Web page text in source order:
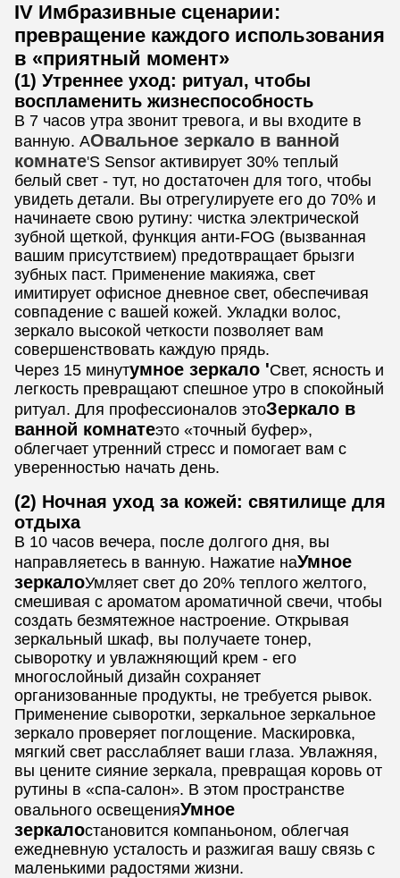
IV Имбразивные сценарии:
превращение каждого использования
в «приятный момент»
(1) Утреннее уход: ритуал, чтобы
воспламенить жизнеспособность
В 7 часов утра звонит тревога, и вы входите в
ванную. АОвальное зеркало в ванной
комнате'S Sensor активирует 30% теплый
белый свет - тут, но достаточен для того, чтобы
увидеть детали. Вы отрегулируете его до 70% и
начинаете свою рутину: чистка электрической
зубной щеткой, функция анти-FOG (вызванная
вашим присутствием) предотвращает брызги
зубных паст. Применение макияжа, свет
имитирует офисное дневное свет, обеспечивая
совпадение с вашей кожей. Укладки волос,
зеркало высокой четкости позволяет вам
совершенствовать каждую прядь.
Через 15 минутумное зеркало 'Свет, ясность и
легкость превращают спешное утро в спокойный
ритуал. Для профессионалов этоЗеркало в
ванной комнатеэто «точный буфер»,
облегчает утренний стресс и помогает вам с
уверенностью начать день.
(2) Ночная уход за кожей: святилище для
отдыха
В 10 часов вечера, после долгого дня, вы
направляетесь в ванную. Нажатие наУмное
зеркалоУмляет свет до 20% теплого желтого,
смешивая с ароматом ароматичной свечи, чтобы
создать безмятежное настроение. Открывая
зеркальный шкаф, вы получаете тонер,
сыворотку и увлажняющий крем - его
многослойный дизайн сохраняет
организованные продукты, не требуется рывок.
Применение сыворотки, зеркальное зеркальное
зеркало проверяет поглощение. Маскировка,
мягкий свет расслабляет ваши глаза. Увлажняя,
вы цените сияние зеркала, превращая коровь от
рутины в «спа-салон». В этом пространстве
овального освещенияУмное
зеркалостановится компаньоном, облегчая
ежедневную усталость и разжигая вашу связь с
маленькими радостями жизни.